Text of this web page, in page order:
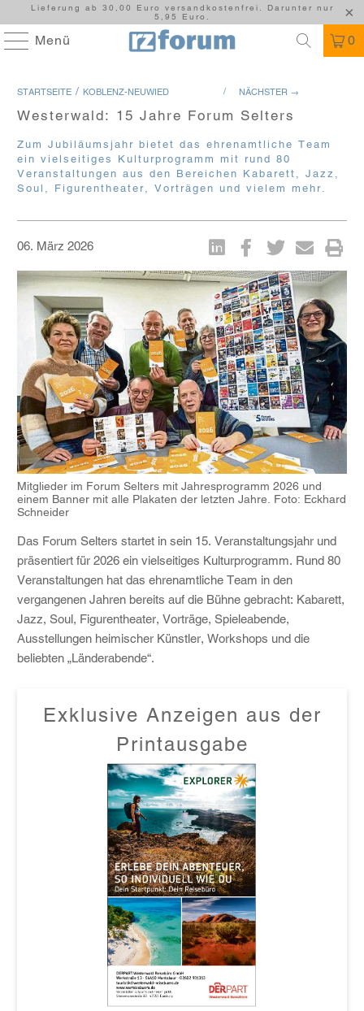
Lieferung ab 30,00 Euro versandkostenfrei. Darunter nur
5,95 Euro.
Menü 0
STARTSEITE / KOBLENZ-NEUWIED / NÄCHSTER →
Westerwald: 15 Jahre Forum Selters
Zum Jubiläumsjahr bietet das ehrenamtliche Team
ein vielseitiges Kulturprogramm mit rund 80
Veranstaltungen aus den Bereichen Kabarett, Jazz,
Soul, Figurentheater, Vorträgen und vielem mehr.
06. März 2026
Mitglieder im Forum Selters mit Jahresprogramm 2026 und
einem Banner mit alle Plakaten der letzten Jahre. Foto: Eckhard
Schneider
Das Forum Selters startet in sein 15. Veranstaltungsjahr und
präsentiert für 2026 ein vielseitiges Kulturprogramm. Rund 80
Veranstaltungen hat das ehrenamtliche Team in den
vergangenen Jahren bereits auf die Bühne gebracht: Kabarett,
Jazz, Soul, Figurentheater, Vorträge, Spieleabende,
Ausstellungen heimischer Künstler, Workshops und die
beliebten „Länderabende“.
Exklusive Anzeigen aus der
Printausgabe